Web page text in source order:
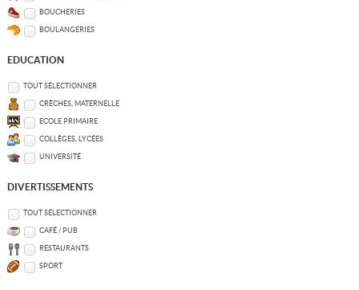
BOUCHERIES
BOULANGERIES
EDUCATION
TOUT SÉLECTIONNER
CRÈCHES, MATERNELLE
ECOLE PRIMAIRE
COLLÈGES, LYCÉES
UNIVERSITÉ
DIVERTISSEMENTS
TOUT SÉLECTIONNER
CAFÉ / PUB
RESTAURANTS
SPORT